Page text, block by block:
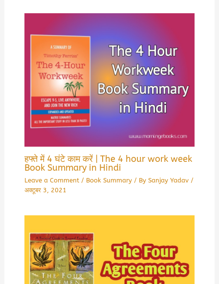
हफ्ते में 4 घंटे काम करें | The 4 hour work week
Book Summary in Hindi
Leave a Comment / Book Summary/ By Sanjay Yadav /
अक्टूबर 3, 2021